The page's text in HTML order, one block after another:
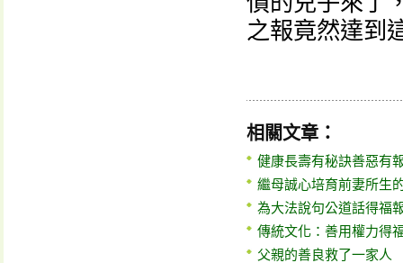
之報竟然達到
相關文章：
健康長壽有秘訣善惡有
繼母誠心培育前妻所生
為大法說句公道話得福
傳統文化：善用權力得
父親的善良救了一家人